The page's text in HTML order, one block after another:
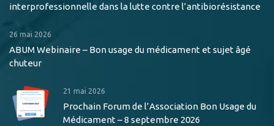
interprofessionnelle dans la lutte contre l’antibiorésistance
26 mai 2026
ABUM Webinaire – Bon usage du médicament et sujet âgé
chuteur
21 mai 2026
Prochain Forum de l’Association Bon Usage du
Médicament – 8 septembre 2026